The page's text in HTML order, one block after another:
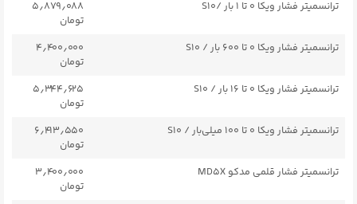
ترانسمیتر فشار ویکا ۰ تا ۱ بار /S10
۵٫۸۷۹٫۰۸۸
تومان
ترانسمیتر فشار ویکا ۰ تا ۶۰۰ بار / S10
۴٫۴۰۰٫۰۰۰
تومان
ترانسمیتر فشار ویکا ۰ تا ۱۶ بار / S10
۵٫۳۴۴٫۶۲۵
تومان
ترانسمیتر فشار ویکا ۰ تا ۱۰۰ میلی‌بار / S10
۶٫۴۱۳٫۵۵۰
تومان
ترانسمیتر فشار قلمی مدکو MD5X
۳٫۴۰۰٫۰۰۰
تومان